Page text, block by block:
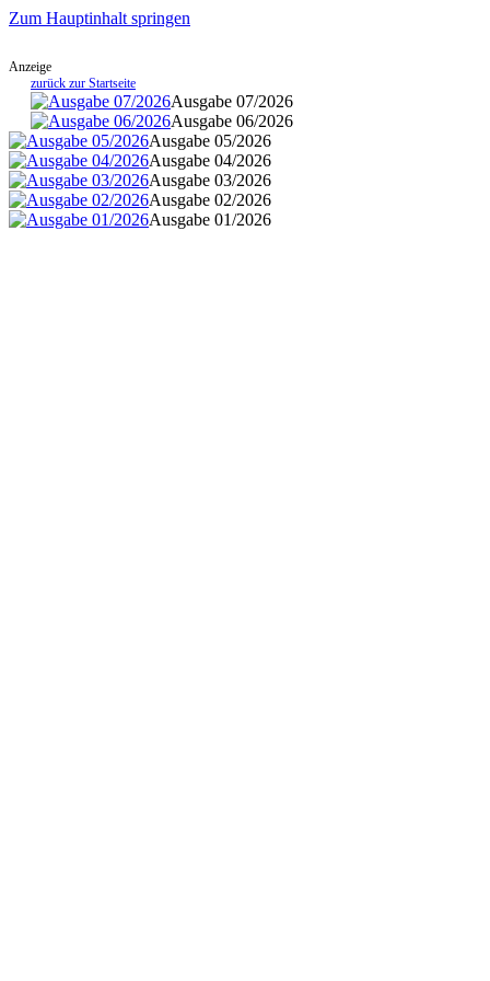
Zum Hauptinhalt springen
Anzeige
zurück zur Startseite
Ausgabe 07/2026
Ausgabe 06/2026
Ausgabe 05/2026
Ausgabe 04/2026
Ausgabe 03/2026
Ausgabe 02/2026
Ausgabe 01/2026